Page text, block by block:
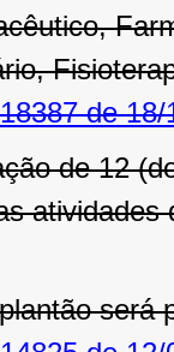
de 18/
de 12